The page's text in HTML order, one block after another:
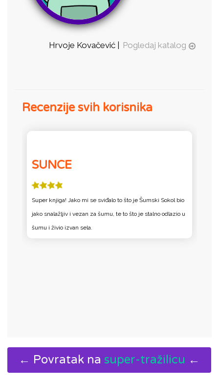
Hrvoje Kovačević | Pogledaj katalog
Recenzije svih korisnika
SUNCE
Super knjiga! Jako mi se sviđalo to što je Šumski Sokol bio
jako snalažljiv i vezan za šumu, te to što je stalno odlazio u
šumu i živio izvan sela.
← Povratak na super-tražilicu ←